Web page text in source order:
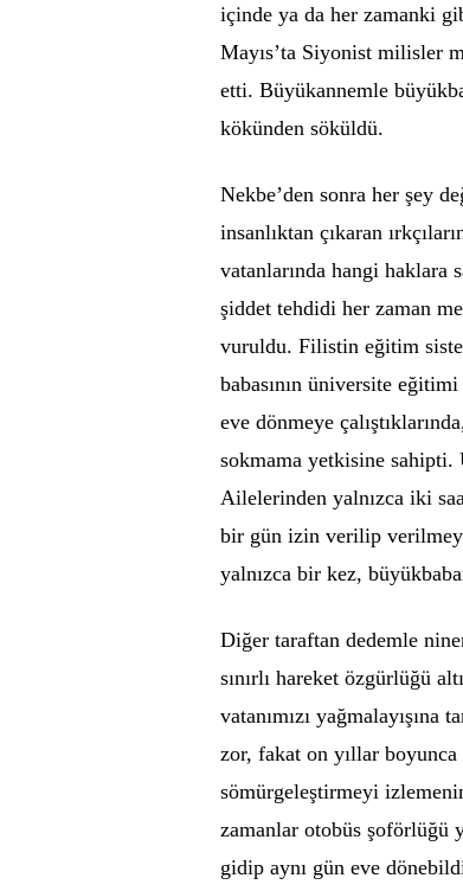
içinde ya da her zamanki
Mayıs’ta Siyonist milisler
etti. Büyükannemle
kökünden söküldü.
Nekbe’den sonra her şey
insanlıktan çıkaran
vatanlarında hangi haklara
şiddet tehdidi her zaman
vuruldu. Filistin eğitim
babasının üniversite
eve dönmeye
sokmama yetkisine sahipti.
Ailelerinden yalnızca iki
bir gün izin verilip
yalnızca bir kez,
Diğer taraftan dedemle
sınırlı hareket özgürlüğü
vatanımızı
zor, fakat on yıllar
sömürgeleştirmeyi
zamanlar otobüs şoförlüğü
gidip aynı gün eve